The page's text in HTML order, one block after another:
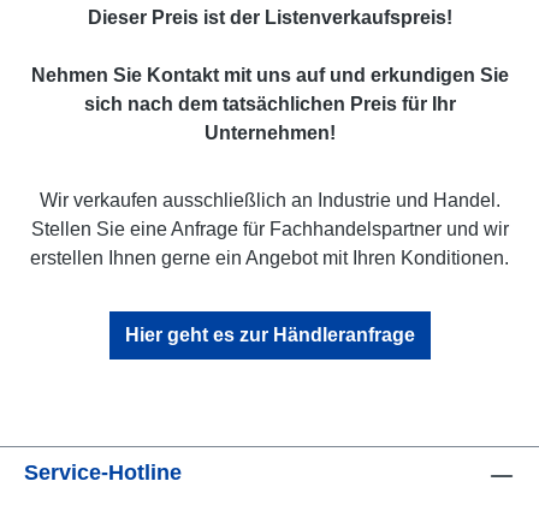
Dieser Preis ist der Listenverkaufspreis!
Nehmen Sie Kontakt mit uns auf und erkundigen Sie
sich nach dem tatsächlichen Preis für Ihr
Unternehmen!
Wir verkaufen ausschließlich an Industrie und Handel.
Stellen Sie eine Anfrage für Fachhandelspartner und wir
erstellen Ihnen gerne ein Angebot mit Ihren Konditionen.
Hier geht es zur Händleranfrage
Service-Hotline